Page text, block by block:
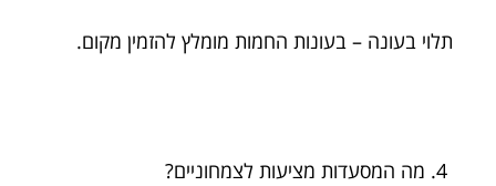
תלוי בעונה – בעונות החמות מומלץ להזמין מקום.
מה המסעדות מציעות לצמחוניים?